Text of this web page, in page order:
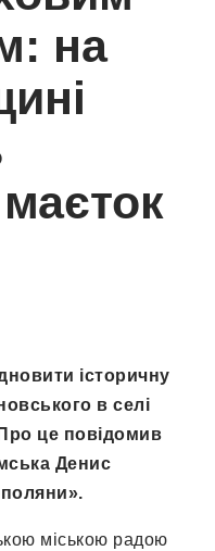
на
історичну
в селі
це повідомив
Денис
міською радою